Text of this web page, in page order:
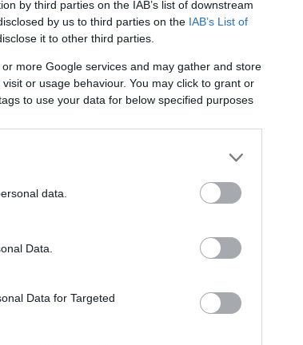
by third parties on the IAB’s list of downstream
by us to third parties on the IAB’s List of
it to other third parties.
more Google services and may gather and store
or usage behaviour. You may click to grant or
to use your data for below specified purposes
data.
Data.
Data for Targeted
inglese, di 23
sorpassando la